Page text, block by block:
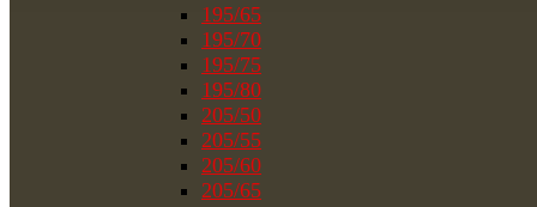
195/65
195/70
195/75
195/80
205/50
205/55
205/60
205/65